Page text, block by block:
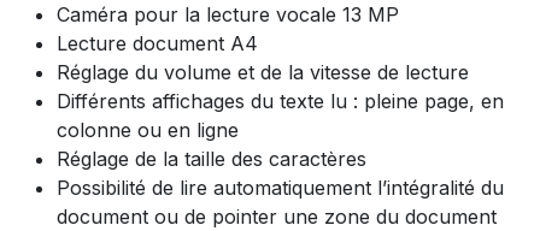
Caméra pour la lecture vocale 13 MP
Lecture document A4
Réglage du volume et de la vitesse de lecture
Différents affichages du texte lu : pleine page, en
colonne ou en ligne
Réglage de la taille des caractères
Possibilité de lire automatiquement l’intégralité du
document ou de pointer une zone du document